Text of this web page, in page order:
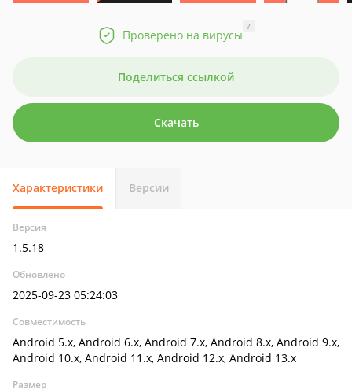
Проверено на вирусы
?
Поделиться ссылкой
Скачать
Характеристики Версии
Версия
1.5.18
Обновлено
2025-09-23 05:24:03
Совместимость
Android 5.x, Android 6.x, Android 7.x, Android 8.x, Android 9.x,
Android 10.x, Android 11.x, Android 12.x, Android 13.x
Размер